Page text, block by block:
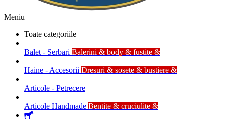
Meniu
Toate categoriile
Balet - Serbari Balerini & body & fustite &
Haine - Accesorii Dresuri & sosete & bustiere &
Articole - Petrecere
Articole Handmade Bentite & cruciulite &